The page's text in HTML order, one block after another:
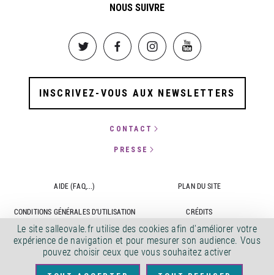
NOUS SUIVRE
Image Image Image Image
INSCRIVEZ-VOUS AUX NEWSLETTERS
CONTACT
PRESSE
AIDE (FAQ,...) PLAN DU SITE
CONDITIONS GÉNÉRALES D'UTILISATION CRÉDITS
CONTACTS ACCESSIBILITÉ : NON CONFORME
COPYRIGHT 2022
Le site salleovale.fr utilise des cookies afin d'améliorer votre
expérience de navigation et pour mesurer son audience. Vous
pouvez choisir ceux que vous souhaitez activer